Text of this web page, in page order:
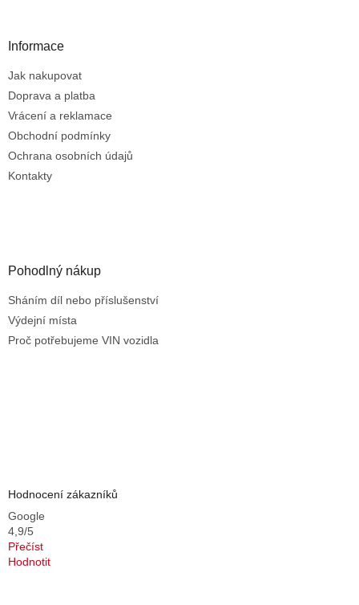
Informace
Jak nakupovat
Doprava a platba
Vrácení a reklamace
Obchodní podmínky
Ochrana osobních údajů
Kontakty
Pohodlný nákup
Sháním díl nebo příslušenství
Výdejní místa
Proč potřebujeme VIN vozidla
Hodnocení zákazníků
Google
4,9/5
Přečíst
Hodnotit